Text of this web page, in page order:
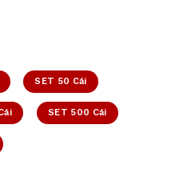
SET 50 Cái
SET 500 Cái